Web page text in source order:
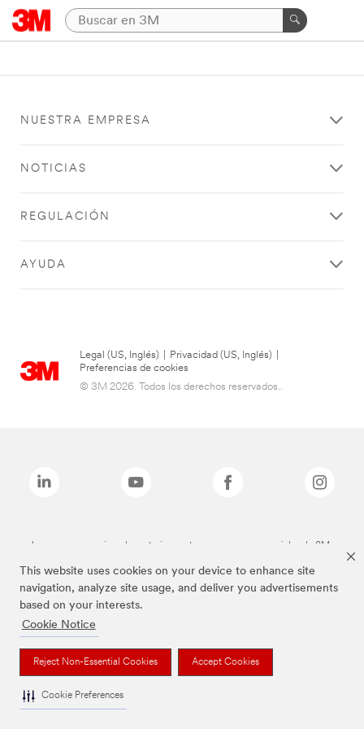
This website uses cookies on your device to enhance site
navigation, analyze site usage, and deliver you advertisements
based on your interests.
Cookie Notice
Reject Non-Essential Cookies Accept Cookies
Cookie Preferences
NUESTRA EMPRESA
NOTICIAS
REGULACIÓN
AYUDA
Legal (US, Inglés) Privacidad (US, Inglés)
Preferencias de cookies
© 3M 2026. Todos los derechos reservados..
Las marcas mencionadas anteriormente son marcas comerciales de 3M.